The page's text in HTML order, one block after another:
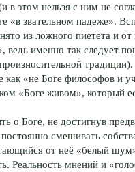
в этом нельзя с ним не
«в звательном падеже».
из ложного пиетета и от
именно так следует
как «не Боге философов и
«Боге живом», который
о Боге, не достигнув
смешивать
от неё «белый
Реальность мнений и